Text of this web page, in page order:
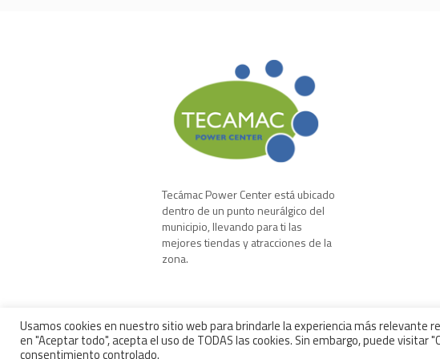
Tecámac Power Center está ubicado
dentro de un punto neurálgico del
municipio, llevando para ti las
mejores tiendas y atracciones de la
zona.
Usamos cookies en nuestro sitio web para brindarle la experiencia más relevante
en "Aceptar todo", acepta el uso de TODAS las cookies. Sin embargo, puede visitar
consentimiento controlado.